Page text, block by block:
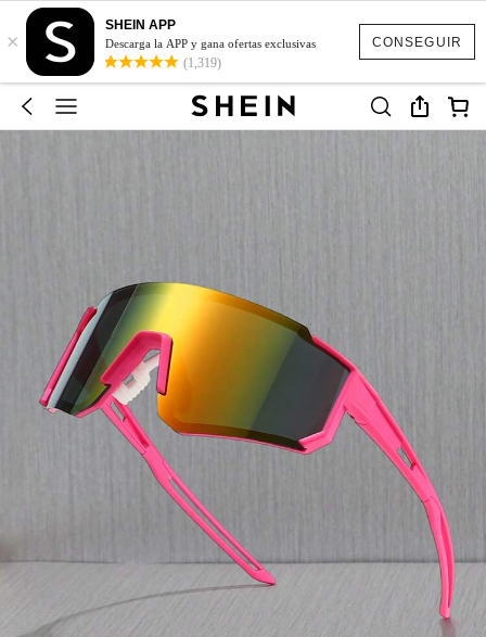
CONSEGUIR
×
SHEIN APP
Descarga la APP y gana ofertas exclusivas
(1,319)